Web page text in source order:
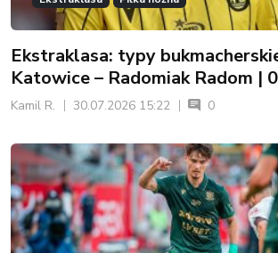
Ekstraklasa: typy
Katowice – Radomiak Radom |
Kamil R. 30.07.2026 15:22 0